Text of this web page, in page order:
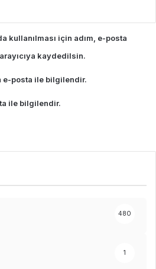
kullanılması için adım, e-posta
kaydedilsin.
e-posta ile bilgilendir.
ile bilgilendir.
480
1